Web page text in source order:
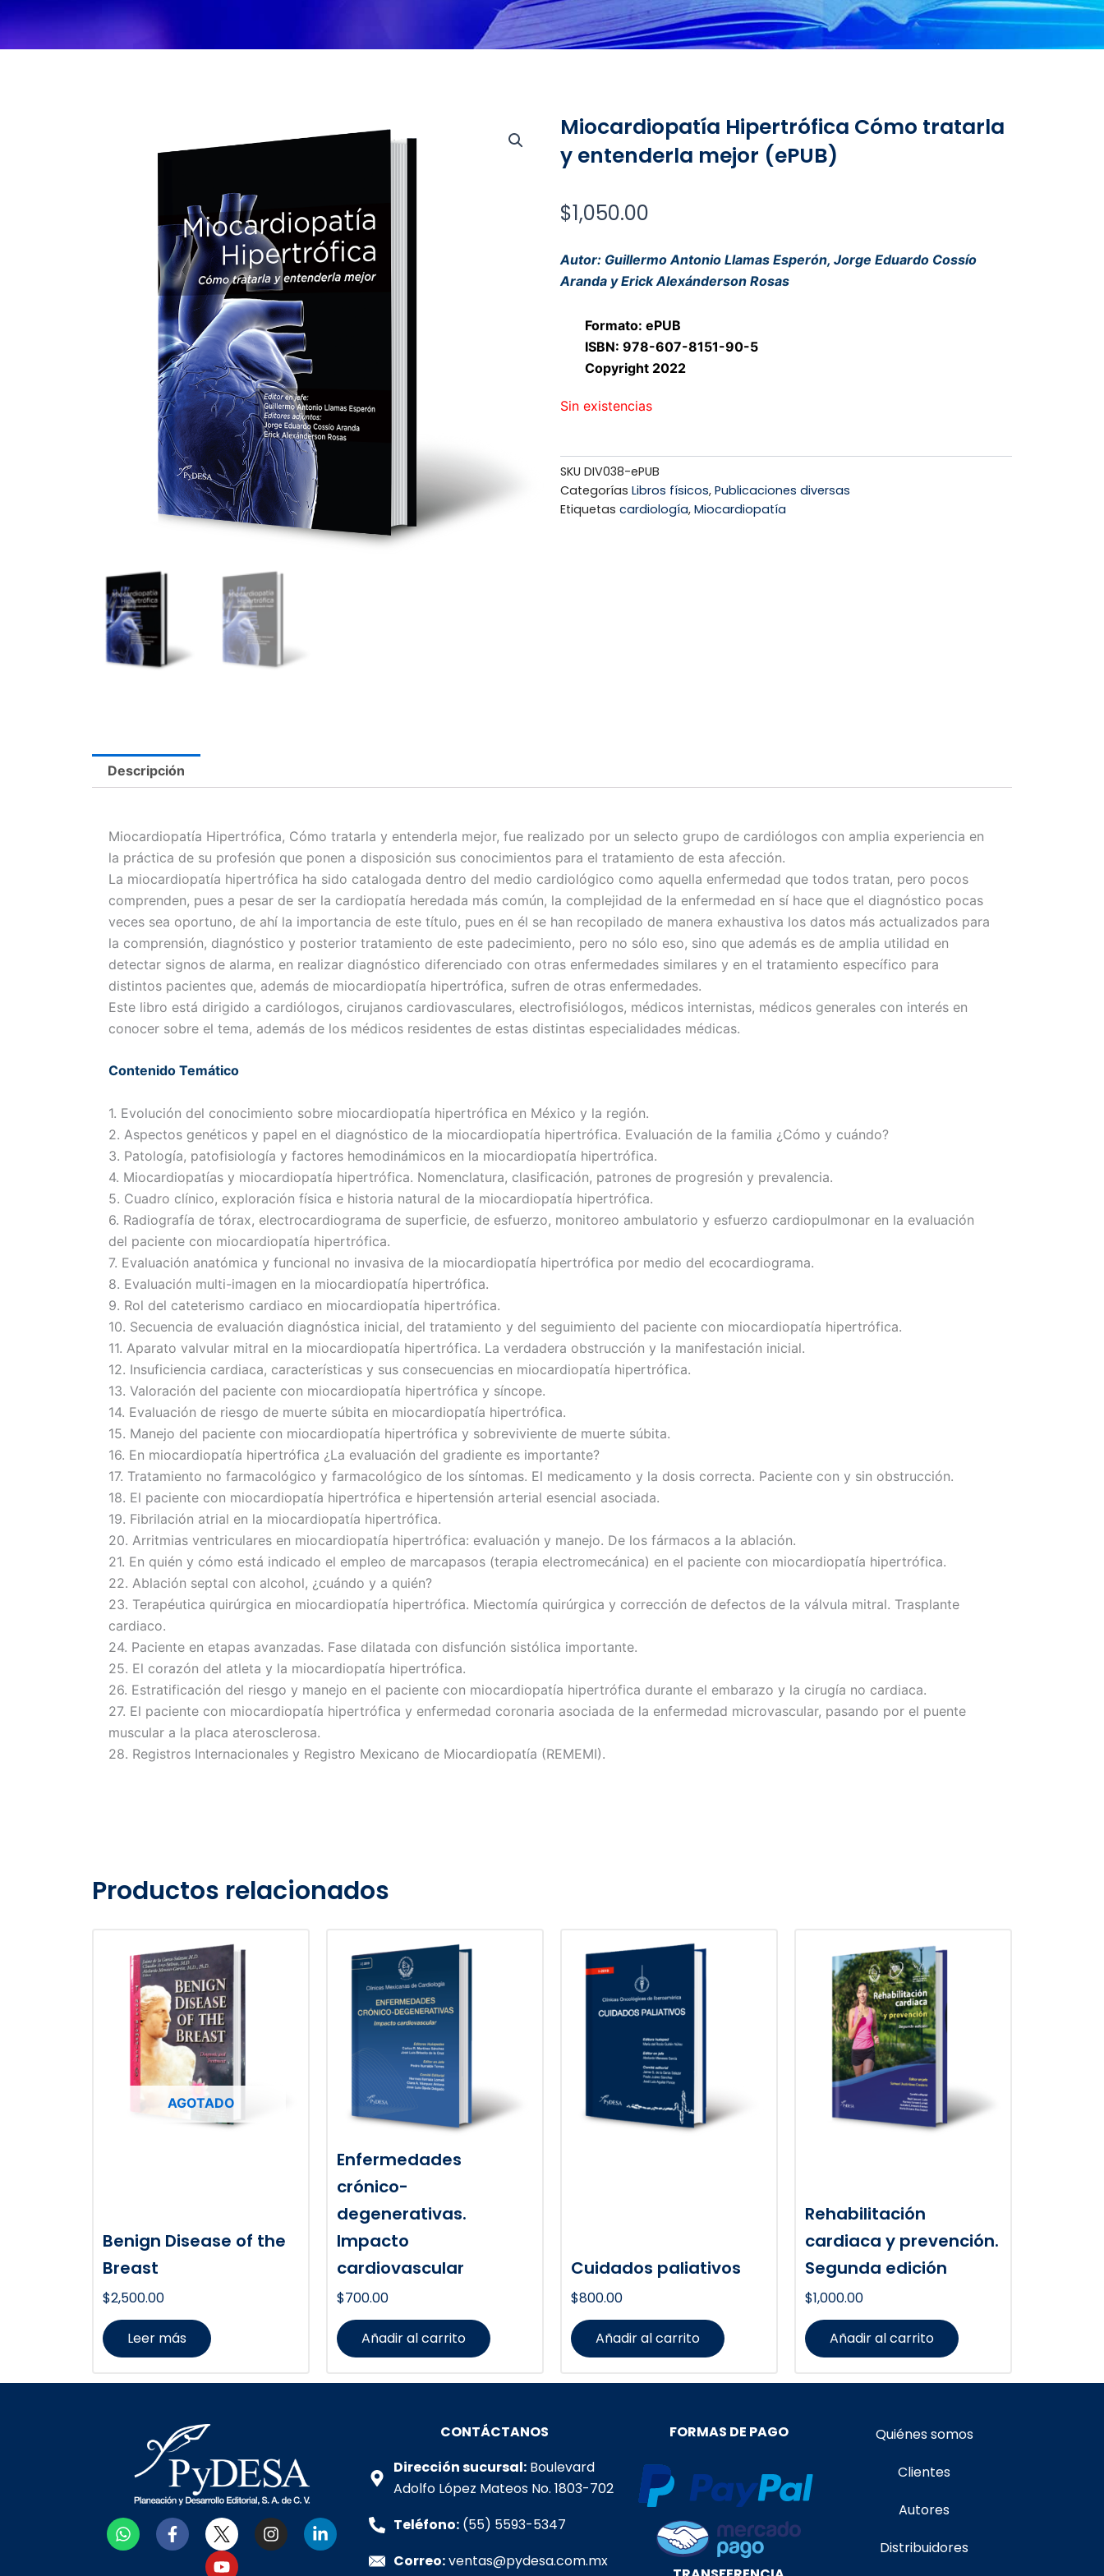
Miocardiopatía Hipertrófica Cómo tratarla
y entenderla mejor (ePUB)
$1,050.00
Autor: Guillermo Antonio Llamas Esperón, Jorge Eduardo Cossío
Aranda y Erick Alexánderson Rosas
Formato: ePUB
ISBN: 978-607-8151-90-5
Copyright 2022
Sin existencias
SKU DIV038-ePUB
Categorías Libros físicos, Publicaciones diversas
Etiquetas cardiología, Miocardiopatía
Descripción
Miocardiopatía Hipertrófica, Cómo tratarla y entenderla mejor, fue realizado por un selecto grupo de cardiólogos con amplia experiencia en
la práctica de su profesión que ponen a disposición sus conocimientos para el tratamiento de esta afección.
La miocardiopatía hipertrófica ha sido catalogada dentro del medio cardiológico como aquella enfermedad que todos tratan, pero pocos
comprenden, pues a pesar de ser la cardiopatía heredada más común, la complejidad de la enfermedad en sí hace que el diagnóstico pocas
veces sea oportuno, de ahí la importancia de este título, pues en él se han recopilado de manera exhaustiva los datos más actualizados para
la comprensión, diagnóstico y posterior tratamiento de este padecimiento, pero no sólo eso, sino que además es de amplia utilidad en
detectar signos de alarma, en realizar diagnóstico diferenciado con otras enfermedades similares y en el tratamiento específico para
distintos pacientes que, además de miocardiopatía hipertrófica, sufren de otras enfermedades.
Este libro está dirigido a cardiólogos, cirujanos cardiovasculares, electrofisiólogos, médicos internistas, médicos generales con interés en
conocer sobre el tema, además de los médicos residentes de estas distintas especialidades médicas.
Contenido Temático
1. Evolución del conocimiento sobre miocardiopatía hipertrófica en México y la región.
2. Aspectos genéticos y papel en el diagnóstico de la miocardiopatía hipertrófica. Evaluación de la familia ¿Cómo y cuándo?
3. Patología, patofisiología y factores hemodinámicos en la miocardiopatía hipertrófica.
4. Miocardiopatías y miocardiopatía hipertrófica. Nomenclatura, clasificación, patrones de progresión y prevalencia.
5. Cuadro clínico, exploración física e historia natural de la miocardiopatía hipertrófica.
6. Radiografía de tórax, electrocardiograma de superficie, de esfuerzo, monitoreo ambulatorio y esfuerzo cardiopulmonar en la evaluación
del paciente con miocardiopatía hipertrófica.
7. Evaluación anatómica y funcional no invasiva de la miocardiopatía hipertrófica por medio del ecocardiograma.
8. Evaluación multi-imagen en la miocardiopatía hipertrófica.
9. Rol del cateterismo cardiaco en miocardiopatía hipertrófica.
10. Secuencia de evaluación diagnóstica inicial, del tratamiento y del seguimiento del paciente con miocardiopatía hipertrófica.
11. Aparato valvular mitral en la miocardiopatía hipertrófica. La verdadera obstrucción y la manifestación inicial.
12. Insuficiencia cardiaca, características y sus consecuencias en miocardiopatía hipertrófica.
13. Valoración del paciente con miocardiopatía hipertrófica y síncope.
14. Evaluación de riesgo de muerte súbita en miocardiopatía hipertrófica.
15. Manejo del paciente con miocardiopatía hipertrófica y sobreviviente de muerte súbita.
16. En miocardiopatía hipertrófica ¿La evaluación del gradiente es importante?
17. Tratamiento no farmacológico y farmacológico de los síntomas. El medicamento y la dosis correcta. Paciente con y sin obstrucción.
18. El paciente con miocardiopatía hipertrófica e hipertensión arterial esencial asociada.
19. Fibrilación atrial en la miocardiopatía hipertrófica.
20. Arritmias ventriculares en miocardiopatía hipertrófica: evaluación y manejo. De los fármacos a la ablación.
21. En quién y cómo está indicado el empleo de marcapasos (terapia electromecánica) en el paciente con miocardiopatía hipertrófica.
22. Ablación septal con alcohol, ¿cuándo y a quién?
23. Terapéutica quirúrgica en miocardiopatía hipertrófica. Miectomía quirúrgica y corrección de defectos de la válvula mitral. Trasplante
cardiaco.
24. Paciente en etapas avanzadas. Fase dilatada con disfunción sistólica importante.
25. El corazón del atleta y la miocardiopatía hipertrófica.
26. Estratificación del riesgo y manejo en el paciente con miocardiopatía hipertrófica durante el embarazo y la cirugía no cardiaca.
27. El paciente con miocardiopatía hipertrófica y enfermedad coronaria asociada de la enfermedad microvascular, pasando por el puente
muscular a la placa aterosclerosa.
28. Registros Internacionales y Registro Mexicano de Miocardiopatía (REMEMI).
Productos relacionados
AGOTADO
Benign Disease of the
Breast
$2,500.00
Leer más
Enfermedades
crónico-
degenerativas.
Impacto
cardiovascular
$700.00
Añadir al carrito
Cuidados paliativos
$800.00
Añadir al carrito
Rehabilitación
cardiaca y prevención.
Segunda edición
$1,000.00
Añadir al carrito
W
h
F
a
I
n
L
i
Y
o
u
CONTÁCTANOS
Dirección sucursal:Boulevard
Adolfo López Mateos No. 1803-702
Teléfono:(55) 5593-5347
Correo:ventas@pydesa.com.mx
FORMAS DE PAGO
Quiénes somos
Clientes
Autores
Distribuidores